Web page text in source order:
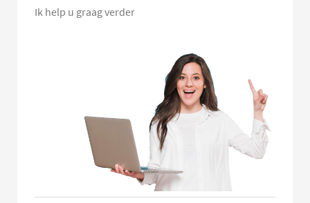
Ik help u graag verder